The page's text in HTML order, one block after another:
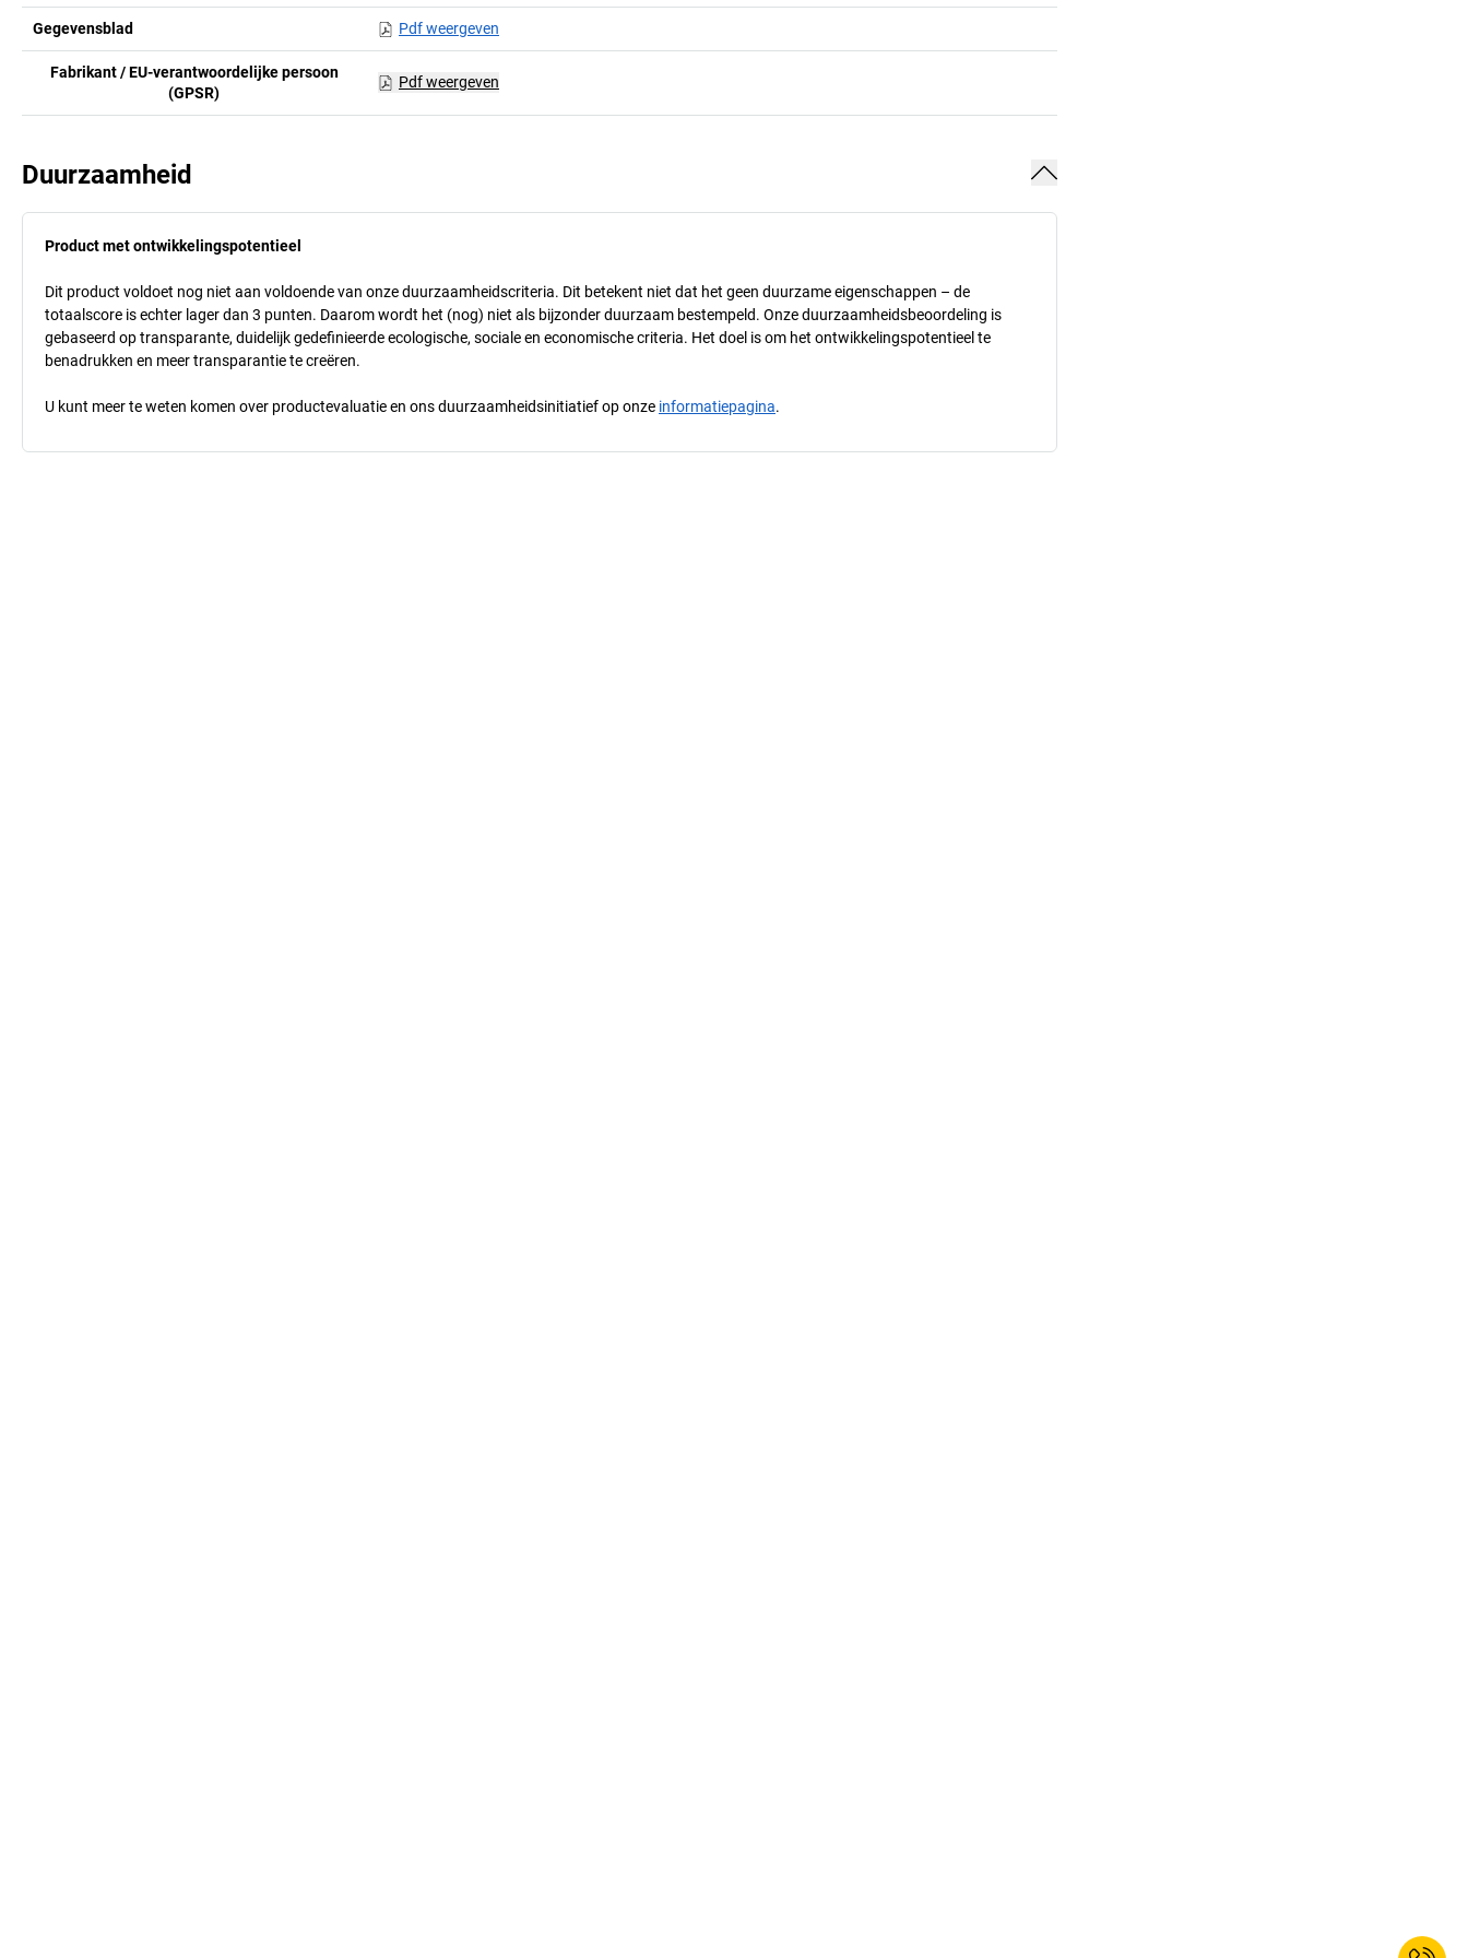
Gegevensblad Pdf weergeven
Fabrikant / EU-verantwoordelijke persoon
(GPSR)
Pdf weergeven
Duurzaamheid
Product met ontwikkelingspotentieel
Dit product voldoet nog niet aan voldoende van onze duurzaamheidscriteria. Dit betekent niet dat het geen duurzame eigenschappen – de
totaalscore is echter lager dan 3 punten. Daarom wordt het (nog) niet als bijzonder duurzaam bestempeld. Onze duurzaamheidsbeoordeling is
gebaseerd op transparante, duidelijk gedefinieerde ecologische, sociale en economische criteria. Het doel is om het ontwikkelingspotentieel te
benadrukken en meer transparantie te creëren.
U kunt meer te weten komen over productevaluatie en ons duurzaamheidsinitiatief op onze informatiepagina.